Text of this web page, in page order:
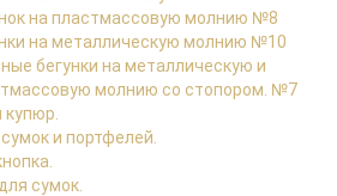
на пластмассовую молнию №8
на металлическую молнию №10
бегунки на металлическую и
молнию со стопором. №7
и портфелей.
сумок.